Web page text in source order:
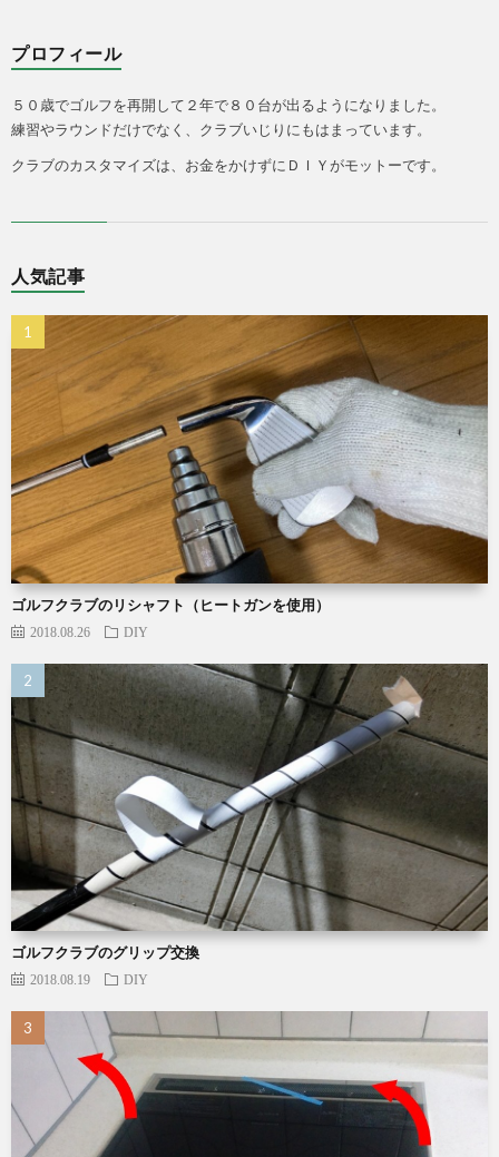
プロフィール
５０歳でゴルフを再開して２年で８０台が出るようになりました。
練習やラウンドだけでなく、クラブいじりにもはまっています。
クラブのカスタマイズは、お金をかけずにＤＩＹがモットーです。
人気記事
ゴルフクラブのリシャフト（ヒートガンを使用）
2018.08.26 DIY
ゴルフクラブのグリップ交換
2018.08.19 DIY